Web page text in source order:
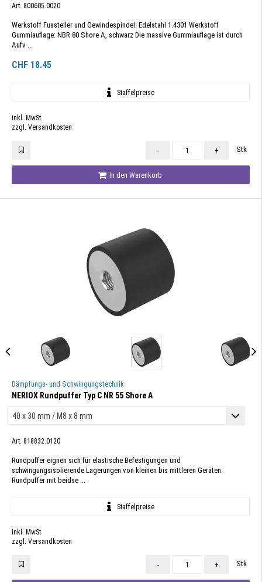
Art. 800605.0020
Werkstoff Fussteller und Gewindespindel: Edelstahl 1.4301 Werkstoff
Gummiauflage: NBR 80 Shore A, schwarz Die massive Gummiauflage ist durch
Aufv ...
CHF 18.45
Staffelpreise
inkl. MwSt
zzgl. Versandkosten
- + Stk
In den Warenkorb
Dämpfungs- und Schwingungstechnik
NERIOX Rundpuffer Typ C NR 55 Shore A
Art. 818832.0120
Rundpuffer eignen sich für elastische Befestigungen und
schwingungsisolierende Lagerungen von kleinen bis mittleren Geräten.
Rundpuffer mit beidse ...
Staffelpreise
inkl. MwSt
zzgl. Versandkosten
- + Stk